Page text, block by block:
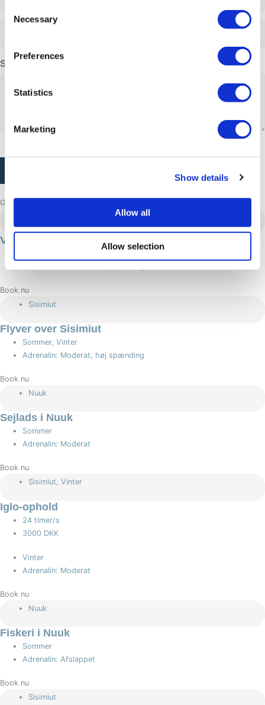
Selection
Necessary
Preferences
Statistics
Marketing
Show details
Allow all
Allow selection
Voksne
Spørgsmål eller kommentarer
Gennemse flere eventyr
Vandring i Nuuk
Book nu
Sisimiut
Flyver over Sisimiut
Sommer, Vinter
Adrenalin: Moderat, høj spænding
Book nu
Nuuk
Sejlads i Nuuk
Sommer
Adrenalin: Moderat
Book nu
Sisimiut,Vinter
Iglo-ophold
24 timer/s
3000 DKK
Vinter
Adrenalin: Moderat
Book nu
Nuuk
Fiskeri i Nuuk
Sommer
Adrenalin: Afslappet
Book nu
Sisimiut